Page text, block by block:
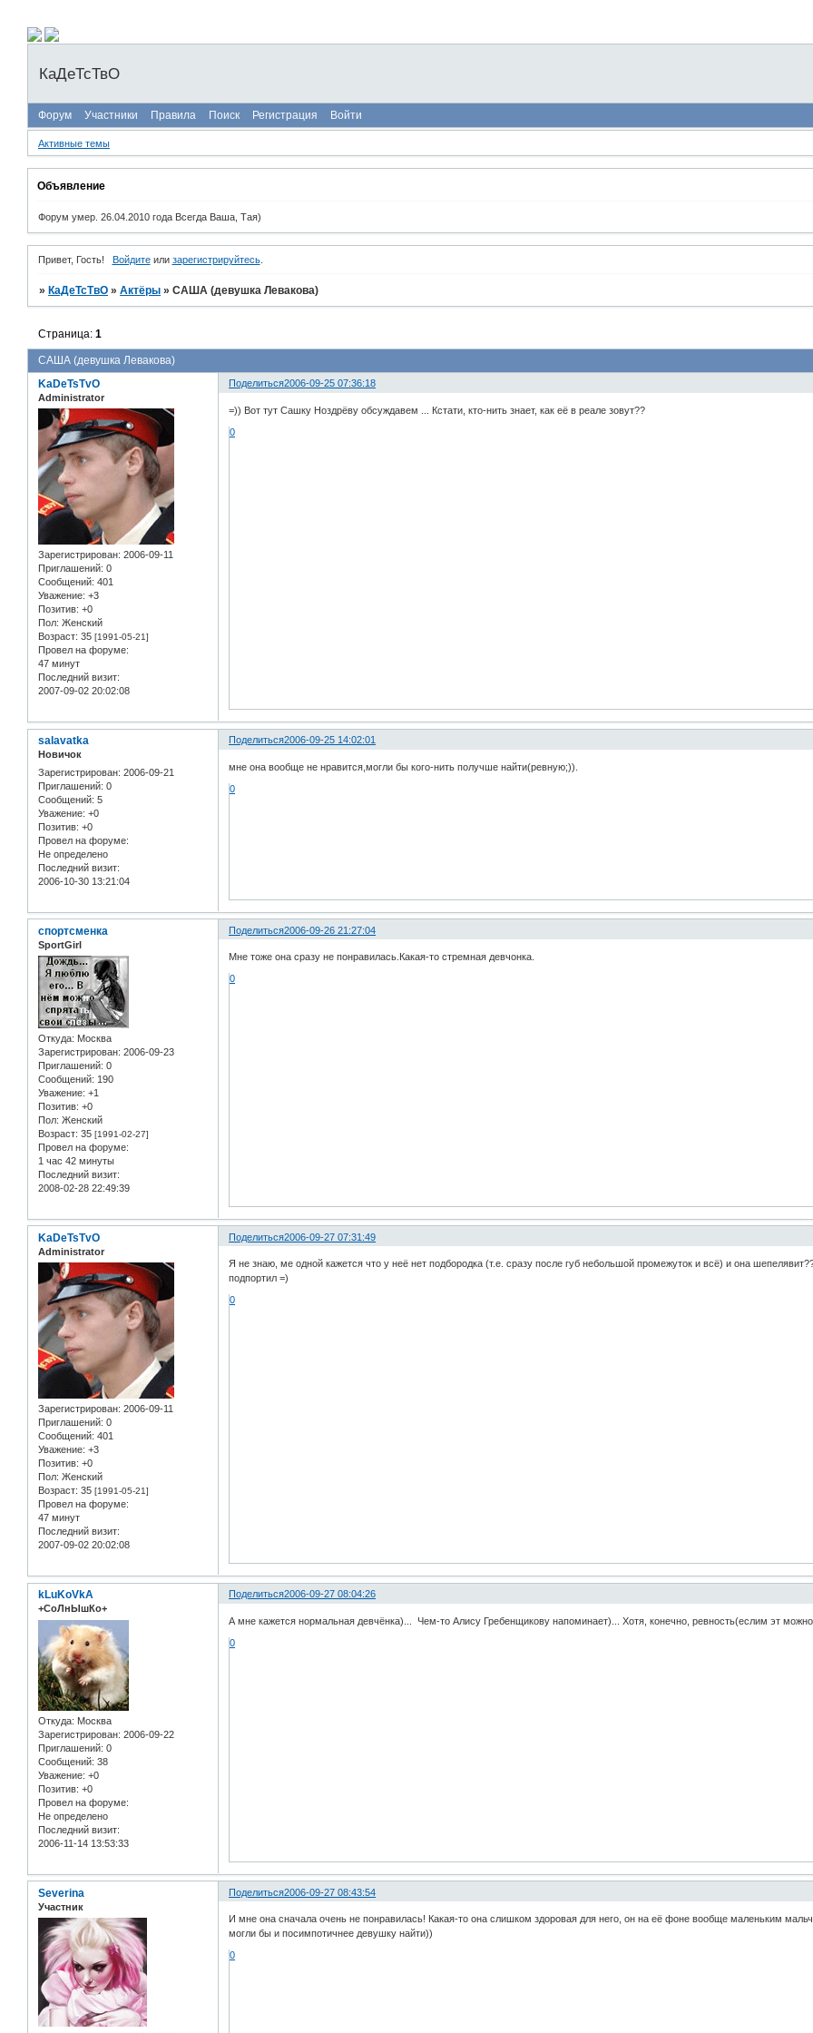
КаДеТсТвО
Форум Участники Правила Поиск Регистрация Войти
Активные темы
Объявление
Форум умер. 26.04.2010 года Всегда Ваша, Тая)
Привет, Гость! Войдитеили зарегистрируйтесь.
» КаДеТсТвО »Актёры »САША (девушка Левакова)
САША (девушка Левакова)
Страница:1
Поделиться2006-09-25 07:36:18
KaDeTsTvO
Administrator
Зарегистрирован: 2006-09-11
Приглашений: 0
Сообщений: 401
Уважение: +3
Позитив: +0
Пол: Женский
Возраст: 35 [1991-05-21]
Провел на форуме:
47 минут
Последний визит:
2007-09-02 20:02:08
=)) Вот тут Сашку Ноздрёву обсуждавем ... Кстати, кто-нить знает, как её в реале зовут??
0
Поделиться2006-09-25 14:02:01
salavatka
Новичок
Зарегистрирован: 2006-09-21
Приглашений: 0
Сообщений: 5
Уважение: +0
Позитив: +0
Провел на форуме:
Не определено
Последний визит:
2006-10-30 13:21:04
мне она вообще не нравится,могли бы кого-нить получше найти(ревную;)).
0
Поделиться2006-09-26 21:27:04
спортсменка
SportGirl
Откуда: Москва
Зарегистрирован: 2006-09-23
Приглашений: 0
Сообщений: 190
Уважение: +1
Позитив: +0
Пол: Женский
Возраст: 35 [1991-02-27]
Провел на форуме:
1 час 42 минуты
Последний визит:
2008-02-28 22:49:39
Мне тоже она сразу не понравилась.Какая-то стремная девчонка.
0
Поделиться2006-09-27 07:31:49
KaDeTsTvO
Administrator
Зарегистрирован: 2006-09-11
Приглашений: 0
Сообщений: 401
Уважение: +3
Позитив: +0
Пол: Женский
Возраст: 35 [1991-05-21]
Провел на форуме:
47 минут
Последний визит:
2007-09-02 20:02:08
Я не знаю, ме одной кажется что у неё нет подбородка (т.е. сразу после губ небольшой промежуток и всё) и она
подпортил =)
0
Поделиться2006-09-27 08:04:26
kLuKoVkA
+СоЛнЫшКо+
Откуда: Москва
Зарегистрирован: 2006-09-22
Приглашений: 0
Сообщений: 38
Уважение: +0
Позитив: +0
Провел на форуме:
Не определено
Последний визит:
2006-11-14 13:53:33
А мне кажется нормальная девчёнка)... Чем-то Алису Гребенщикову напоминает)... Хотя, конечно, ревность(еслим эт
0
Поделиться2006-09-27 08:43:54
Severina
Участник
И мне она сначала очень не понравилась! Какая-то она слишком здоровая для него, он на её фоне вообще маленьким
могли бы и посимпотичнее девушку найти))
0